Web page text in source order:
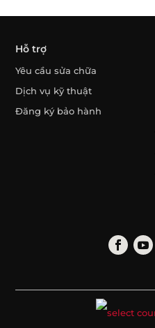
Hỗ trợ
Yêu cầu sửa chữa
Dịch vụ kỹ thuật
Đăng ký bảo hành